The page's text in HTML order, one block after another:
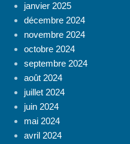
janvier 2025
décembre 2024
novembre 2024
octobre 2024
septembre 2024
août 2024
juillet 2024
juin 2024
mai 2024
avril 2024